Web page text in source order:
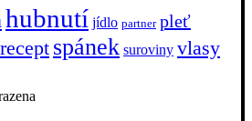
hubnutí jídlo partner pleť
recept spánek suroviny vlasy